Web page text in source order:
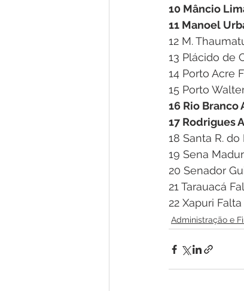
10 Mâncio
11 Manoel
12 M.
13 Plácido de
14 Porto Acre
15 Porto
16 Rio
17 Rodrigues
18 Santa R.
19 Sena
20 Senador
21 Tarauacá
22 Xapuri
Administração e